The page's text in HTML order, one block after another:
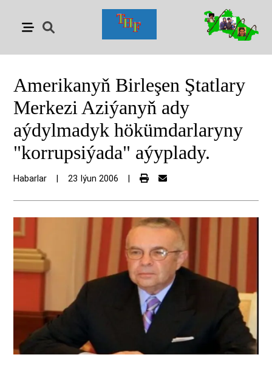
Amerikanyň Birleşen Ştatlary
Merkezi Aziýanyň ady
aýdylmadyk hökümdarlaryny
"korrupsiýada" aýyplady.
Habarlar 23 Iýun 2006